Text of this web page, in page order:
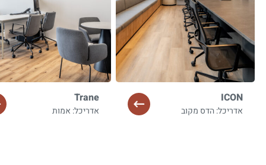
ICON
אדריכל: הדס מקוב
Trane
אדריכל: אמות